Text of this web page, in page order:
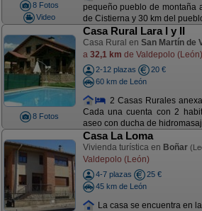
8 Fotos
Video
pequeño pueblo de montaña
de Cistierna y 30 km del
8 Fotos
Casa Rural Lara I y II
Casa Rural en San Martín de
a 32,1 km de Valdepolo (León)
2-12 plazas
20 €
60 km de León
2 Casas Rurales
Cada una cuenta con 2
aseo con ducha de
Casa La Loma
Vivienda turística en Boñar
Valdepolo (León)
4-7 plazas
25 €
45 km de León
La casa se encuentra en